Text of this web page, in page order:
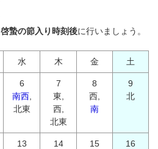
啓蟄の節入り時刻後に行いましょう。
水 木 金 土
6
南西,
北東
7
東,
西,
北東
8
西,
南
9
北
13
14
15
16